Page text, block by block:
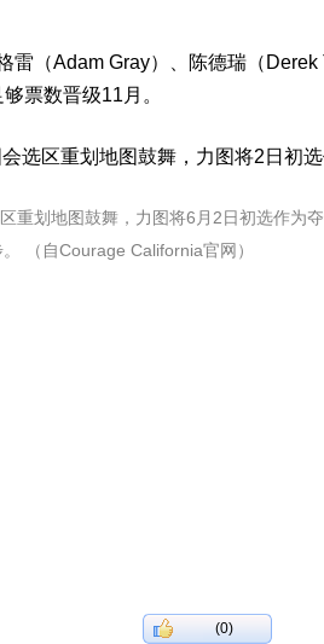
（Adam Gray）、陈德瑞（Derek
票数晋级11月。
重划地图鼓舞，力图将6月2日初选作为
（自Courage California官网）
(0)